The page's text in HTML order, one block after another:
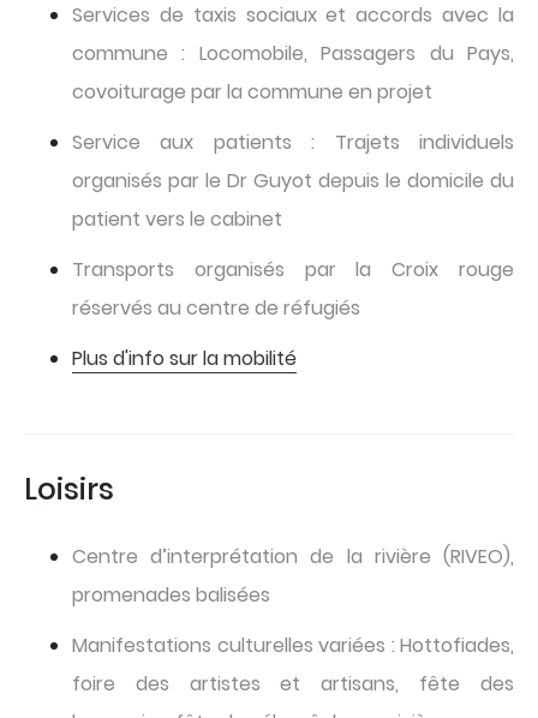
Services de taxis sociaux et accords avec la
commune : Locomobile, Passagers du Pays,
covoiturage par la commune en projet
Service aux patients : Trajets individuels
organisés par le Dr Guyot depuis le domicile du
patient vers le cabinet
Transports organisés par la Croix rouge
réservés au centre de réfugiés
Plus d'info sur la mobilité
Loisirs
Centre d’interprétation de la rivière (RIVEO),
promenades balisées
Manifestations culturelles variées : Hottofiades,
foire des artistes et artisans, fête des